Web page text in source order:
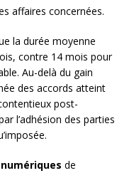
affaires concernées.
la durée moyenne
contre 14 mois pour
Au-delà du gain
des accords atteint
post-
l’adhésion des parties
de